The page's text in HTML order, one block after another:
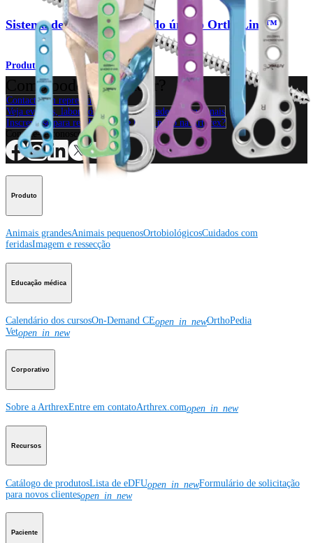
Sistema de fraturas distais do úmero OrthoLine™
Produto
Como podemos ajudar?
Contacte um representante
Veja eventos, laboratórios e oportunidades educacionais
Inscreva-se para receber: O que há de novo na Arthrex?
Conecte-se conosco
Produto
Animais grandesAnimais pequenosOrtobiológicosCuidados com
feridasImagem e ressecção
Educação médica
Calendário dos cursosOn-Demand CEopen_in_newOrthoPedia
Vetopen_in_new
Corporativo
Sobre a ArthrexEntre em contatoArthrex.comopen_in_new
Recursos
Catálogo de produtosLista de eDFUopen_in_newFormulário de solicitação
para novos clientesopen_in_new
Paciente